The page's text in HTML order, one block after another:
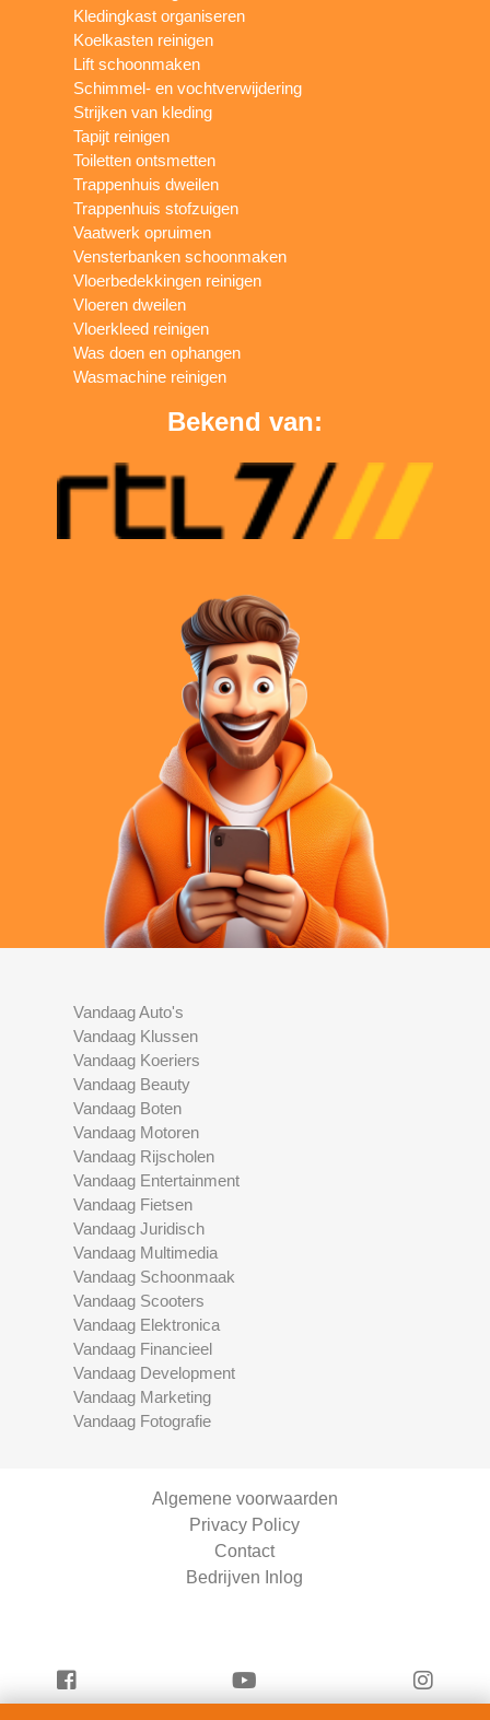
Kledingkast organiseren
Koelkasten reinigen
Lift schoonmaken
Schimmel- en vochtverwijdering
Strijken van kleding
Tapijt reinigen
Toiletten ontsmetten
Trappenhuis dweilen
Trappenhuis stofzuigen
Vaatwerk opruimen
Vensterbanken schoonmaken
Vloerbedekkingen reinigen
Vloeren dweilen
Vloerkleed reinigen
Was doen en ophangen
Wasmachine reinigen
Bekend van:
Vandaag Auto's
Vandaag Klussen
Vandaag Koeriers
Vandaag Beauty
Vandaag Boten
Vandaag Motoren
Vandaag Rijscholen
Vandaag Entertainment
Vandaag Fietsen
Vandaag Juridisch
Vandaag Multimedia
Vandaag Schoonmaak
Vandaag Scooters
Vandaag Elektronica
Vandaag Financieel
Vandaag Development
Vandaag Marketing
Vandaag Fotografie
Algemene voorwaarden
Privacy Policy
Contact
Bedrijven Inlog